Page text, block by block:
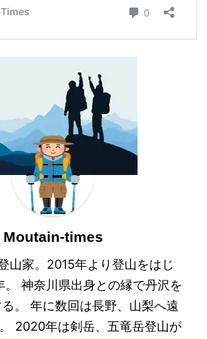
Moutain-times
山家。2015年より登山をはじ
。 神奈川県出身との縁で丹沢を
。 年に数回は長野、山梨へ遠
2020年は剣岳、五竜岳登山が